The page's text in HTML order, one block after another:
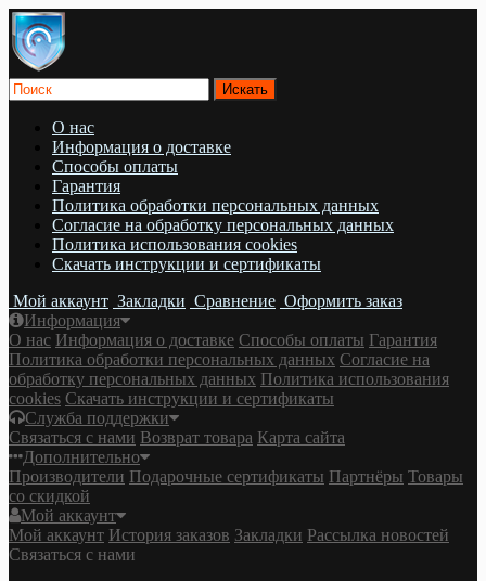
О нас
Информация о доставке
Cпособы оплаты
Гарантия
Политика обработки персональных данных
Согласие на обработку персональных данных
Политика использования cookies
Скачать инструкции и сертификаты
Мой аккаунт Закладки Сравнение Оформить заказ
Информация
О нас Информация о доставке Cпособы оплаты Гарантия
Политика обработки персональных данных Согласие на
обработку персональных данных Политика использования
cookies Скачать инструкции и сертификаты
Служба поддержки
Связаться с нами Возврат товара Карта сайта
Дополнительно
Производители Подарочные сертификаты Партнёры Товары
со скидкой
Мой аккаунт
Мой аккаунт История заказов Закладки Рассылка новостей
Связаться с нами